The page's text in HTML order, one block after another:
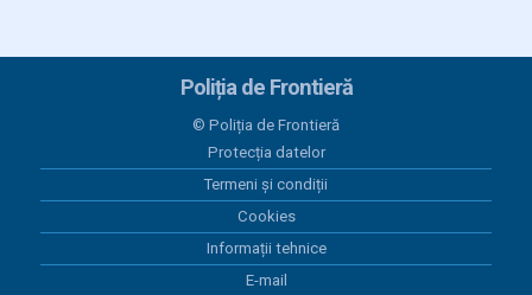
Program Anual Achiziții Publice 2026 - versiunea 06
Programul Anual al Achizițiilor Publice 2026 -
Centralizatorul achizițiilor publice finalizate prin
încheieri de contracte cu valoare peste 5.000 euro
în perioada 01.01.2026-31.03.2026
Poliția de Frontieră
© Poliția de Frontieră
Protecția datelor
Termeni și condiții
Cookies
Informații tehnice
E-mail